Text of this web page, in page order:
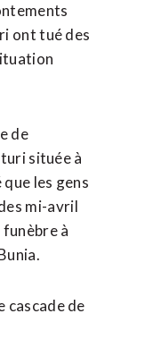
ont tué des
de
située à
que les gens
mi-avril
à
cascade de